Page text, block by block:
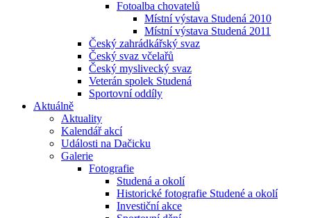
Fotoalba chovatelů
Místní výstava Studená 2010
Místní výstava Studená 2011
Český zahrádkářský svaz
Český svaz včelařů
Český myslivecký svaz
Veterán spolek Studená
Sportovní oddíly
Aktuálně
Aktuality
Kalendář akcí
Události na Dačicku
Galerie
Fotografie
Studená a okolí
Historické fotografie Studené a okolí
Investiční akce